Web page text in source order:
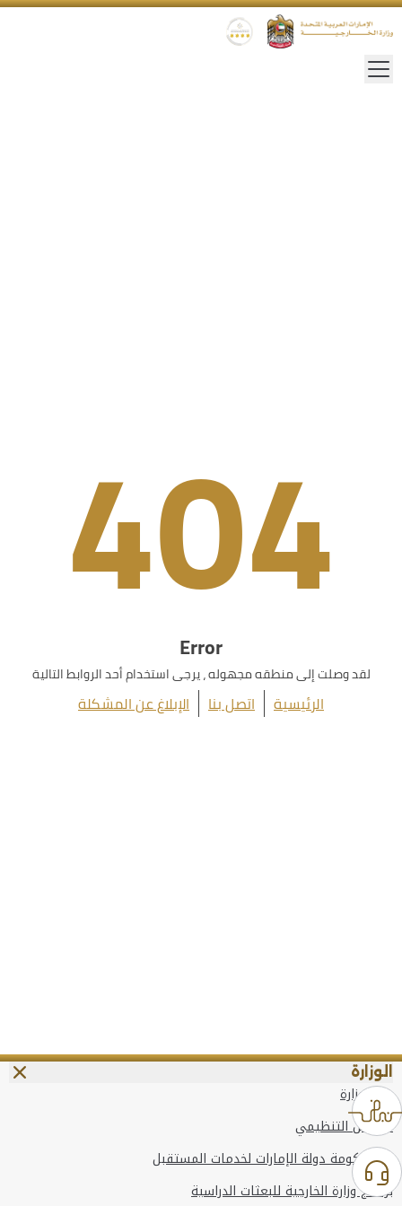
404
Error
لقد وصلت إلى منطقه مجهوله ، يرجى استخدام أحد الروابط التالية
الرئيسية اتصل بنا الإبلاغ عن المشكلة
الوزارة
عن الوزارة
الهيكل التنظيمي
وعد حكومة دولة الإمارات لخدمات المستقبل
برنامج وزارة الخارجية للبعثات الدراسية